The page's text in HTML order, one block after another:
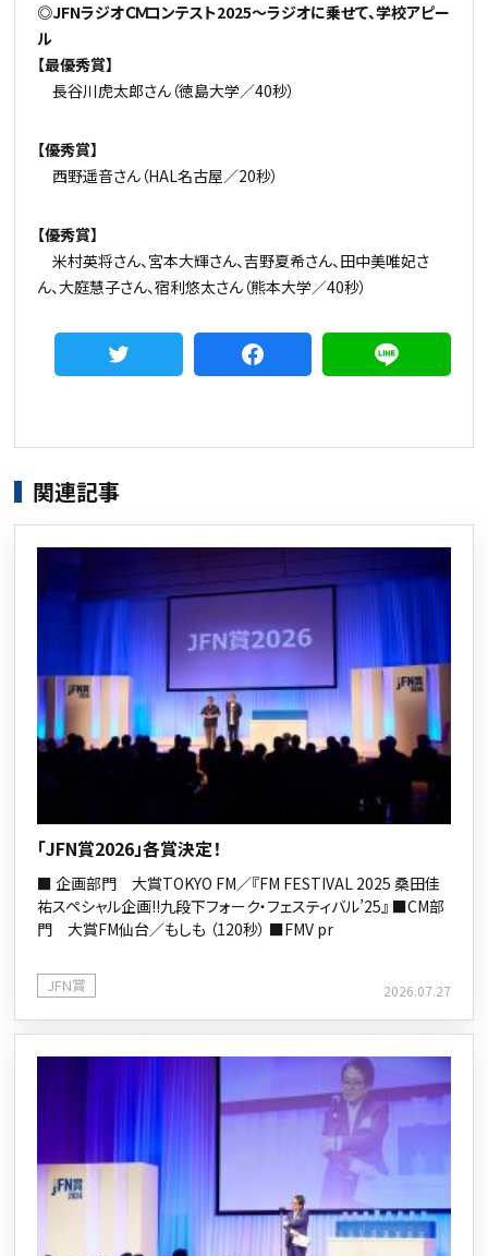
◎JFNラジオＣＭコンテスト2025～ラジオに乗せて、学校アピー
ル
【最優秀賞】
長谷川虎太郎さん（徳島大学／40秒）
【優秀賞】
西野遥音さん（HAL名古屋／20秒）
【優秀賞】
米村英将さん、宮本大輝さん、吉野夏希さん、田中美唯妃さ
ん、大庭慧子さん、宿利悠太さん（熊本大学／40秒）
関連記事
「JFN賞2026」各賞決定！
■ 企画部門 大賞TOKYO FM／『FM FESTIVAL 2025 桑田佳
祐スペシャル企画!!九段下フォーク・フェスティバル’25』 ■CM部
門 大賞FM仙台／もしも （120秒） ■FMV pr
JFN賞 2026.07.27